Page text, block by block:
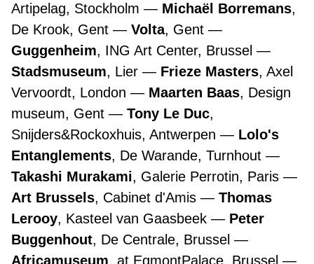
Artipelag, Stockholm
Michaël Borremans,
De Krook, Gent
Volta, Gent
Guggenheim, ING Art Center, Brussel
Stadsmuseum, Lier Frieze Masters, Axel
Vervoordt, London
Maarten Baas, Design
museum, Gent
Tony Le Duc,
Snijders&Rockoxhuis, Antwerpen
Lolo's
Entanglements, De Warande, Turnhout
Takashi Murakami, Galerie Perrotin, Paris
Art Brussels, Cabinet d'Amis
Thomas
Lerooy, Kasteel van Gaasbeek
Peter
Buggenhout, De Centrale, Brussel
Africamuseum, at EgmontPalace, Brussel